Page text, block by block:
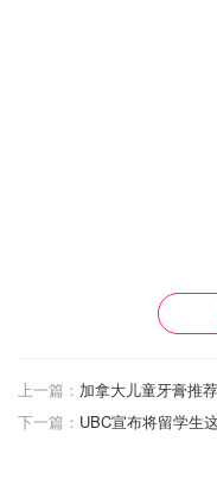
上一篇：
下一篇：